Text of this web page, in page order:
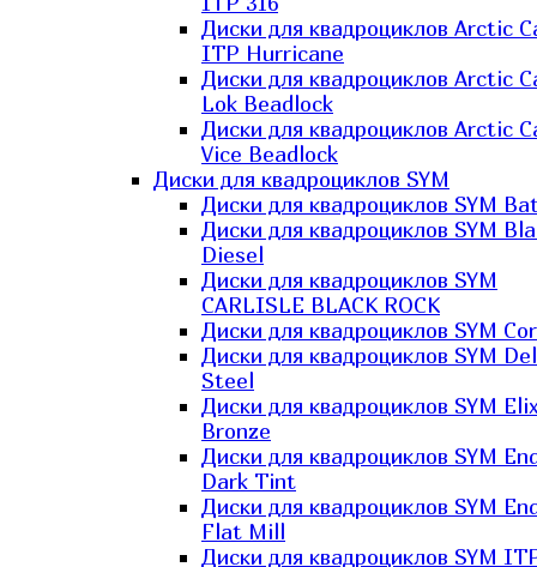
Диски для квадроциклов Arctic
ITP Hurricane
Диски для квадроциклов Arctic
Lok Beadlock
Диски для квадроциклов Arctic
Vice Beadlock
Диски для квадроциклов SYM
Диски для квадроциклов SYM
Диски для квадроциклов SYM
Diesel
Диски для квадроциклов SYM
CARLISLE BLACK ROCK
Диски для квадроциклов SYM
Диски для квадроциклов SYM
Steel
Диски для квадроциклов SYM
Bronze
Диски для квадроциклов SYM
Dark Tint
Диски для квадроциклов SYM
Flat Mill
Диски для квадроциклов SYM